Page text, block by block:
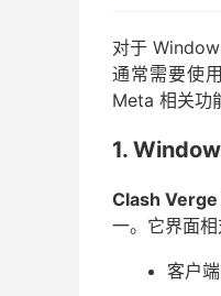
对于
通常需要使
Meta 相关功
1.
Clash
一。它界面
客户端